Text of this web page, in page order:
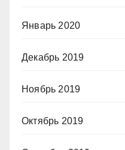
Январь 2020
Декабрь 2019
Ноябрь 2019
Октябрь 2019